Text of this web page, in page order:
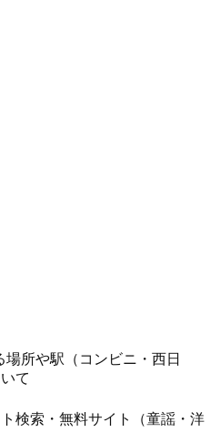
所や駅（コンビニ・西日
て
検索・無料サイト（童謡・洋